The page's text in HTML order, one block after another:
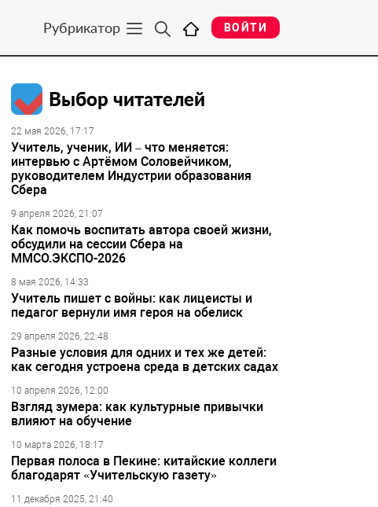
Рубрикатор ВОЙТИ
Выбор читателей
22 мая 2026, 17:17
Учитель, ученик, ИИ – что меняется:
интервью с Артёмом Соловейчиком,
руководителем Индустрии образования
Сбера
9 апреля 2026, 21:07
Как помочь воспитать автора своей жизни,
обсудили на сессии Сбера на
ММСО.ЭКСПО-2026
8 мая 2026, 14:33
Учитель пишет с войны: как лицеисты и
педагог вернули имя героя на обелиск
29 апреля 2026, 22:48
Разные условия для одних и тех же детей:
как сегодня устроена среда в детских садах
10 апреля 2026, 12:00
Взгляд зумера: как культурные привычки
влияют на обучение
10 марта 2026, 18:17
Первая полоса в Пекине: китайские коллеги
благодарят «Учительскую газету»
11 декабря 2025, 21:40